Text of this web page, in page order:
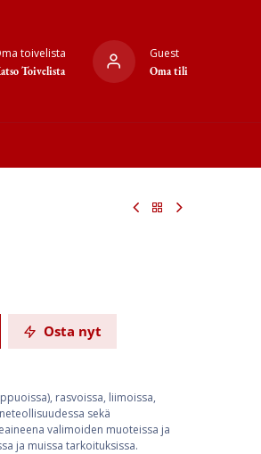
toivelista
Toivelista
Guest
Oma tili
Osta nyt
rasvoissa, liimoissa,
sekä
valimoiden muoteissa ja
ja muissa tarkoituksissa.